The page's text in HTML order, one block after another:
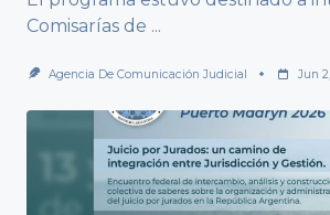
Comisarías de ...
Agencia De Comunicación Judicial Jun